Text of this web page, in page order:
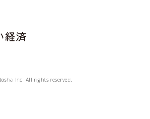
Inc. All rights reserved.